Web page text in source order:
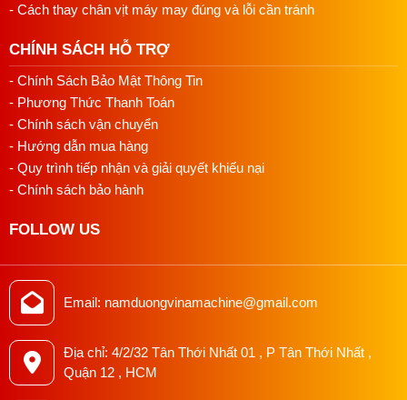
- Cách thay chân vịt máy may đúng và lỗi cần tránh
CHÍNH SÁCH HỖ TRỢ
- Chính Sách Bảo Mật Thông Tin
- Phương Thức Thanh Toán
- Chính sách vận chuyển
- Hướng dẫn mua hàng
- Quy trình tiếp nhận và giải quyết khiếu nại
- Chính sách bảo hành
FOLLOW US
Email: namduongvinamachine@gmail.com
Địa chỉ: 4/2/32 Tân Thới Nhất 01 , P Tân Thới Nhất ,
Quận 12 , HCM